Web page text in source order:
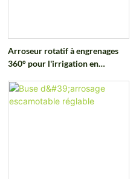
Arroseur rotatif à engrenages
360° pour l'irrigation en